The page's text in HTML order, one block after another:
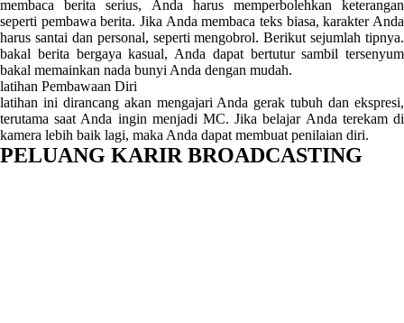
membaca berita serius, Anda harus memperbolehkan keterangan
seperti pembawa berita. Jika Anda membaca teks biasa, karakter Anda
harus santai dan personal, seperti mengobrol. Berikut sejumlah tipnya.
bakal berita bergaya kasual, Anda dapat bertutur sambil tersenyum
bakal memainkan nada bunyi Anda dengan mudah.
latihan Pembawaan Diri
latihan ini dirancang akan mengajari Anda gerak tubuh dan ekspresi,
terutama saat Anda ingin menjadi MC. Jika belajar Anda terekam di
kamera lebih baik lagi, maka Anda dapat membuat penilaian diri.
PELUANG KARIR BROADCASTING